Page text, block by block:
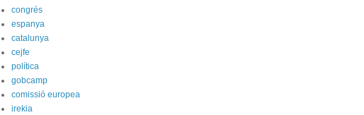
congrés
espanya
catalunya
cejfe
política
gobcamp
comissió europea
irekia